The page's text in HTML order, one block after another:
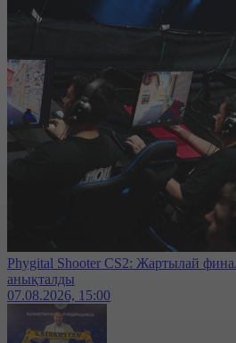
Phygital Shooter CS2: Жартылай
анықталды
07.08.2026, 15:00